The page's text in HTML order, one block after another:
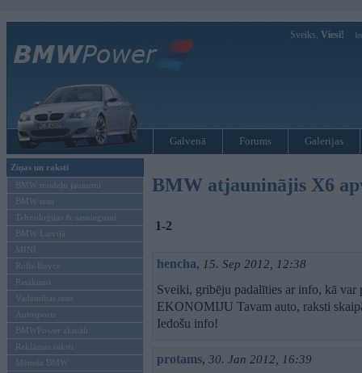
Sveiks, Viesi!
Galvenā Forums Galerijas
Ziņas un raksti
BMW modeļu jaunumi
BMW testi
Tehnoloģijas & sasniegumi
BMW Latvijā
MINI
Rolls-Royce
Pasākumi
Vadāmības tests
Autosports
BMWPower aktuāli
Reklāmas raksti
Mēneša BMW
BMW atjauninājis X6
1-2
hencha, 15. Sep 2012, 12:38
Sveiki, gribēju padalīties ar info, kā
EKONOMIJU Tavam auto, raksti
Iedošu info!
protams, 30. Jan 2012, 16:39